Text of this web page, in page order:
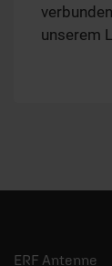
unserem
ERF Antenne